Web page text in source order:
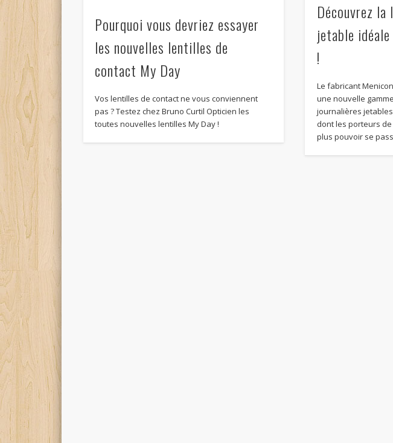
Pourquoi vous devriez essayer
les nouvelles lentilles de
contact My Day
Vos lentilles de contact ne vous conviennent
pas ? Testez chez Bruno Curtil Opticien les
toutes nouvelles lentilles My Day !
Découvrez
jetable
!
Le fabricant
une nouvelle
journalières
dont les porteurs
plus pouvoir se